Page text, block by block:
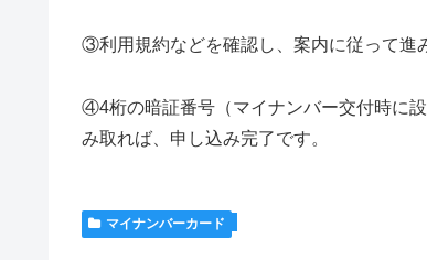
③利用規約などを確認し、案内に従って進
④4桁の暗証番号（マイナンバー交付時に
み取れば、申し込み完了です。
マイナンバーカード